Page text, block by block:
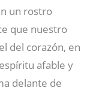
un rostro
que nuestro
del corazón, en
afable y
delante de